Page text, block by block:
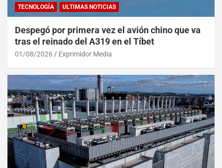
TECNOLOGÍA
ULTIMAS NOTICIAS
Despegó por primera vez el avión chino que va
tras el reinado del A319 en el Tíbet
01/08/2026 Exprimidor Media